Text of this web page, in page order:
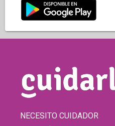
NECESITO CUIDADOR